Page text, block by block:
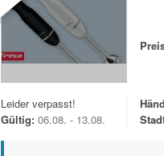
Leider verpasst!
Gültig: 06.08. - 13.08.